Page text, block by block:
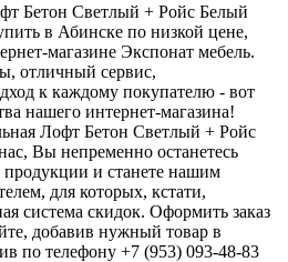
Бетон Светлый + Ройс Белый
в Абинске по низкой цене,
магазине Экспонат мебель.
отличный сервис,
к каждому покупателю - вот
нашего интернет-магазина!
Лофт Бетон Светлый + Ройс
Вы непременно останетесь
продукции и станете нашим
для которых, кстати,
система скидок. Оформить заказ
добавив нужный товар в
по телефону +7 (953) 093-48-83